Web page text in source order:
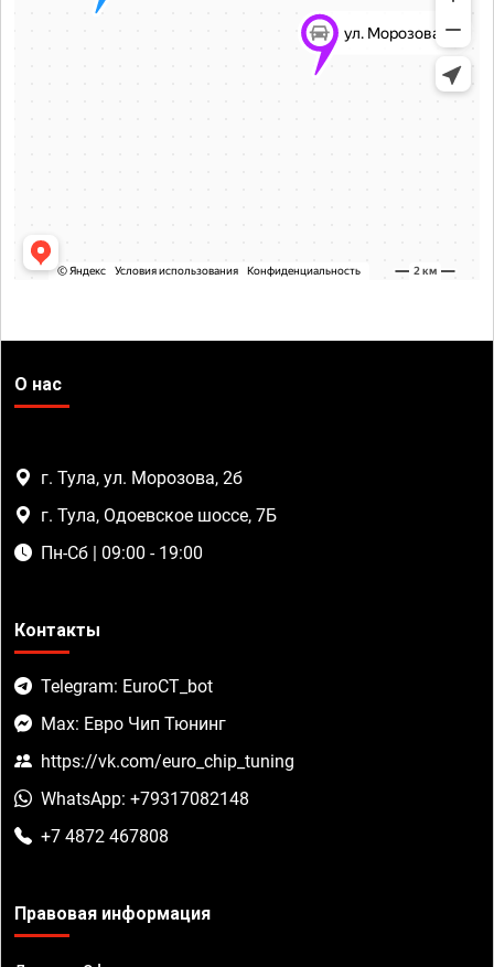
О нас
г. Тула, ул. Морозова, 2б
г. Тула, Одоевское шоссе, 7Б
Пн-Сб | 09:00 - 19:00
Контакты
Telegram: EuroCT_bot
Max: Евро Чип Тюнинг
https://vk.com/euro_chip_tuning
WhatsApp: +79317082148
+7 4872 467808
Правовая информация